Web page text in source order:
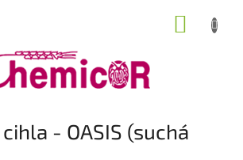
- OASIS (suchá